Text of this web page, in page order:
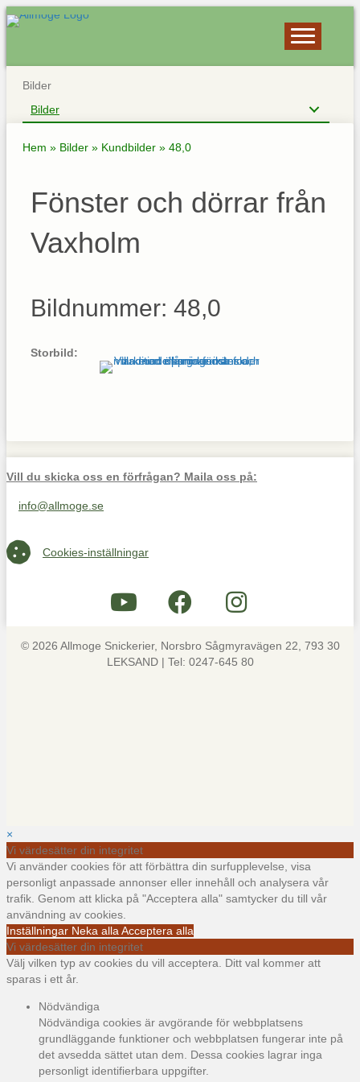
Bilder
Bilder
Hem » Bilder » Kundbilder » 48,0
Fönster och dörrar från
Vaxholm
Bildnummer: 48,0
Storbild:
Vill du skicka oss en förfrågan? Maila oss på:
Maila oss på info@allmoge.se
info@allmoge.se
Cookies-inställningar
Cookies-inställningar
© 2026 Allmoge Snickerier, Norsbro Sågmyravägen 22, 793 30
LEKSAND | Tel: 0247-645 80
×
Vi värdesätter din integritet
Vi använder cookies för att förbättra din surfupplevelse, visa
personligt anpassade annonser eller innehåll och analysera vår
trafik. Genom att klicka på "Acceptera alla" samtycker du till vår
användning av cookies.
Inställningar Neka alla Acceptera alla
Vi värdesätter din integritet
Välj vilken typ av cookies du vill acceptera. Ditt val kommer att
sparas i ett år.
Nödvändiga
Nödvändiga cookies är avgörande för webbplatsens
grundläggande funktioner och webbplatsen fungerar inte på
det avsedda sättet utan dem. Dessa cookies lagrar inga
personligt identifierbara uppgifter.